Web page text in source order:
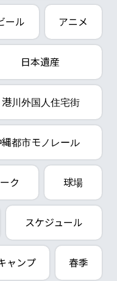
ール アニメ
日本遺産
川外国人住宅街
都市モノレール
ク 球場
スケジュール
ャンプ 春季